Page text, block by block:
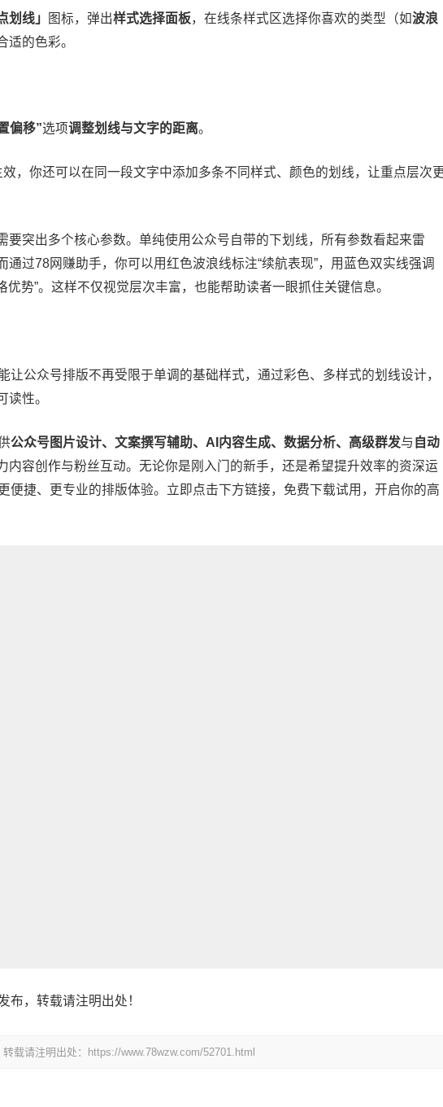
划线」 图标，弹出样式选择面板，在线条样式区选择你喜欢的类型（如波浪
适的色彩。
偏移”选项调整划线与文字的距离。
，你还可以在同一段文字中添加多条不同样式、颜色的划线，让重点层次
要突出多个核心参数。单纯使用公众号自带的下划线，所有参数看起来雷
通过78网赚助手，你可以用红色波浪线标注“续航表现”，用蓝色双实线强调
优势”。这样不仅视觉层次丰富，也能帮助读者一眼抓住关键信息。
让公众号排版不再受限于单调的基础样式，通过彩色、多样式的划线设计，
读性。
公众号图片设计、文案撰写辅助、AI内容生成、数据分析、高级群发与 自动
内容创作与粉丝互动。无论你是刚入门的新手，还是希望提升效率的资深运
便捷、更专业的排版体验。立即点击下方链接，免费下载试用，开启你的高
布，转载请注明出处！
载请注明出处：https://www.78wzw.com/52701.html